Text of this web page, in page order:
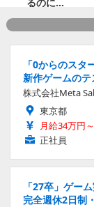
「0からのス
新作ゲームのテ
株式会社Meta
東京都
月給34万円
正社員
「27卒」ゲー
完全週休2日制